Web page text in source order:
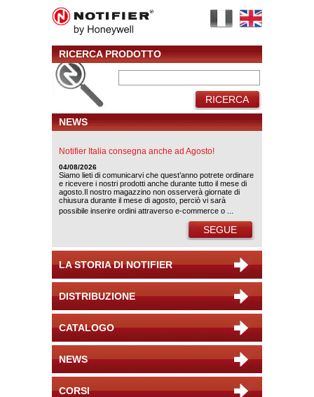
RICERCA PRODOTTO
RICERCA
NEWS
Notifier Italia consegna anche ad Agosto!
04/08/2026
Siamo lieti di comunicarvi che quest’anno potrete ordinare
e ricevere i nostri prodotti anche durante tutto il mese di
agosto.Il nostro magazzino non osserverà giornate di
chiusura durante il mese di agosto, perciò vi sarà
possibile inserire ordini attraverso e-commerce o ...
SEGUE
LA STORIA DI NOTIFIER
DISTRIBUZIONE
CATALOGO
NEWS
CORSI